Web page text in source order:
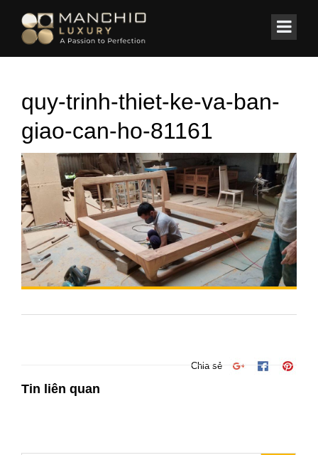
Home/Tin Tức & Sự Kiện/Quy trình thiết kế và bàn giao căn hộ
quy-trinh-thiet-ke-va-ban-
giao-can-ho-81161
Chia sẻ
Tin liên quan